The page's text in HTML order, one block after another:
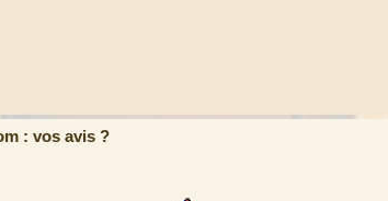
: vos avis ?